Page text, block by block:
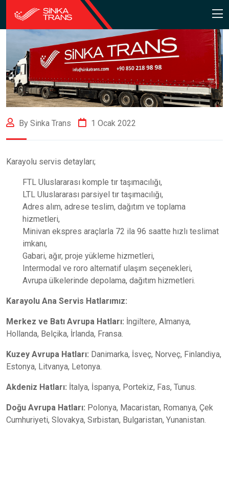
By Sinka Trans 1 Ocak 2022
Karayolu servis detayları;
FTL Uluslararası komple tır taşımacılığı,
LTL Uluslararası parsiyel tır taşımacılığı,
Adres alım, adrese teslim, dağıtım ve toplama
hizmetleri,
Minivan ekspres araçlarla 72 ila 96 saatte hızlı teslimat
imkanı,
Gabari, ağır, proje yükleme hizmetleri,
Intermodal ve roro alternatif ulaşım seçenekleri,
Avrupa ülkelerinde depolama, dağıtım hizmetleri.
Karayolu Ana Servis Hatlarımız:
Merkez ve Batı Avrupa Hatları: İngiltere, Almanya,
Hollanda, Belçika, İrlanda, Fransa.
Kuzey Avrupa Hatları: Danimarka, İsveç, Norveç, Finlandiya,
Estonya, Litvanya, Letonya.
Akdeniz Hatları: İtalya, İspanya, Portekiz, Fas, Tunus.
Doğu Avrupa Hatları: Polonya, Macaristan, Romanya, Çek
Cumhuriyeti, Slovakya, Sırbistan, Bulgaristan, Yunanistan.